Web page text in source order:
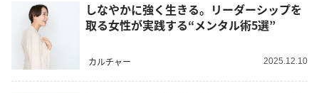
しなやかに強く生きる。リーダーシップを
取る女性が実践する“メンタル術5選”
カルチャー 2025.12.10